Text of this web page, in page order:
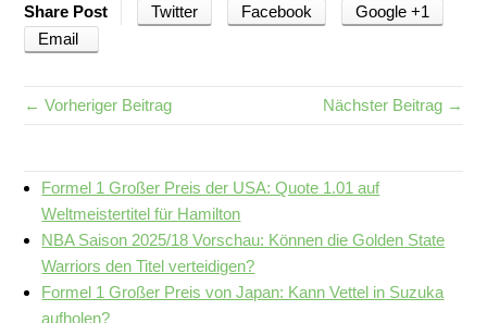
Share Post Twitter Facebook
Google +1
Email
← Vorheriger Beitrag Nächster Beitrag →
Formel 1 Großer Preis der USA: Quote 1.01 auf
Weltmeistertitel für Hamilton
NBA Saison 2025/18 Vorschau: Können die Golden State
Warriors den Titel verteidigen?
Formel 1 Großer Preis von Japan: Kann Vettel in Suzuka
aufholen?